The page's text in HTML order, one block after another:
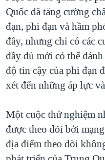
Quốc đã tăng cường
đạn, phi đạn và hầm
đây, nhưng chỉ có các
đầy đủ mới có thể
độ tin cậy của phi đạn
xét đến những áp lực
Một cuộc thử nghiệm
được theo dõi bởi
địa điểm theo dõi